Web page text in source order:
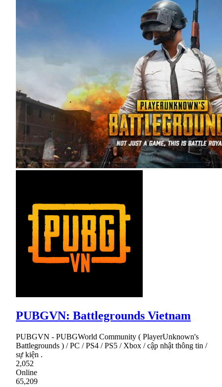
PUBGVN: Battlegrounds Vietnam
PUBGVN - PUBGWorld Community ( PlayerUnknown's
Battlegrounds ) / PC / PS4 / PS5 / Xbox / cập nhật thông tin /
sự kiện .
2,052
Online
65,209